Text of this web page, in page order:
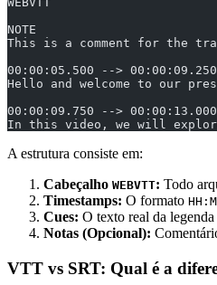
NOTE
This is a comment for the
00:00:05.500 --> 00:00:09.250
Hello and welcome to our
00:00:09.750 --> 00:00:13.000
In this video, we will
A estrutura consiste em:
Cabeçalho WEBVTT: Todo
Timestamps: O formato
Cues: O texto real da
Notas (Opcional):
VTT vs SRT: Qual é a